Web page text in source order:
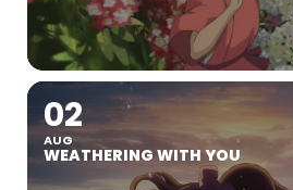
02
AUG
WEATHERING WITH YOU